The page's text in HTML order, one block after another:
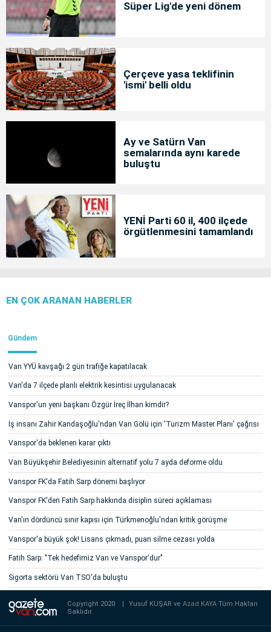
Süper Lig'de yeni dönem
Çerçeve yasa teklifinin
'ismi' belli oldu
Ay ve Satürn Van
semalarında aynı karede
buluştu
YENİ Parti 60 il, 400 ilçede
örgütlenmesini tamamlandı
EN ÇOK ARANAN HABERLER
Gündem
Van YYÜ kavşağı 2 gün trafiğe kapatılacak
Van'da 7 ilçede planlı elektrik kesintisi uygulanacak
Vanspor'un yeni başkanı Özgür İreç İlhan kimdir?
İş insanı Zahir Kandaşoğlu'ndan Van Gölü için 'Turizm Master Planı' çağrısı
Vanspor'da beklenen karar çıktı
Van Büyükşehir Belediyesinin alternatif yolu 7 ayda deforme oldu
Vanspor FK'da Fatih Sarp dönemi başlıyor
Vanspor FK'den Fatih Sarp hakkında disiplin süreci açıklaması
Van'ın dördüncü sınır kapısı için Türkmenoğlu'ndan kritik görüşme
Vanspor'a büyük şok! Lisans çıkmadı, puan silme cezası yolda
Fatih Sarp: "Tek hedefimiz Van ve Vanspor'dur"
Sigorta sektörü Van TSO'da buluştu
Copyright 2020 | Yusuf KUŞAR veAzad KAYATüm Hakları
Saklıdır.